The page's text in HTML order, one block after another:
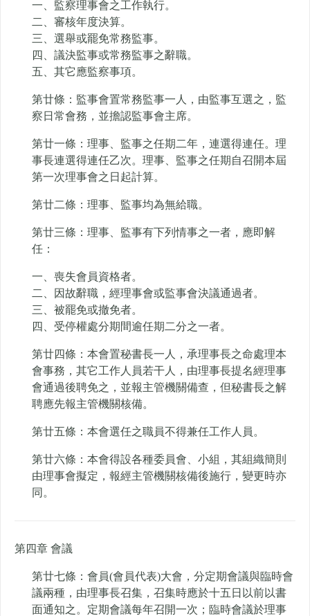
一、監察理事會之工作執行。
二、審核年度決算。
三、選舉或罷免常務監事。
四、議決監事或常務監事之辭職。
五、其它應監察事項。
第廿條：監事會置常務監事一人，由監事互選之，監
察日常會務，並擔認監事會主席。
第廿一條：理事、監事之任期二年，連選得連任。理
事長連選得連任乙次。理事、監事之任期自召開本屆
第一次理事會之日起計算。
第廿二條：理事、監事均為無給職。
第廿三條：理事、監事有下列情事之一者，應即解
任：
一、喪失會員資格者。
二、因故辭職，經理事會或監事會決議通過者。
三、被罷免或撤免者。
四、受停權處分期間逾任期二分之一者。
第廿四條：本會置秘書長一人，承理事長之命處理本
會事務，其它工作人員若干人，由理事長提名經理事
會通過後聘免之，並報主管機關備查，但秘書長之解
聘應先報主管機關核備。
第廿五條：本會選任之職員不得兼任工作人員。
第廿六條：本會得設各種委員會、小組，其組織簡則
由理事會擬定，報經主管機關核備後施行，變更時亦
同。
第四章 會議
第廿七條：會員(會員代表)大會，分定期會議與臨時會
議兩種，由理事長召集，召集時應於十五日以前以書
面通知之。定期會議每年召開一次；臨時會議於理事